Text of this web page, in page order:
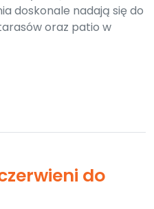
doskonale nadają się do
oraz patio w
do